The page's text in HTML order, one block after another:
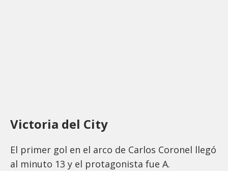
Victoria del City
El primer gol en el arco de Carlos Coronel llegó
al minuto 13 y el protagonista fue A.